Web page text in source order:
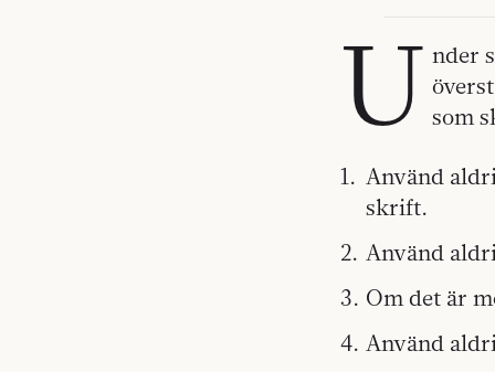
U nder
som
Använd
skrift.
Använd
Om det är
Använd